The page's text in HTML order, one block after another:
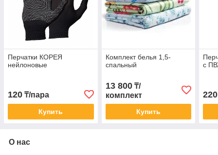
Перчатки КОРЕЯ
нейлоновые
120 ₸/пара
Купить
Комплект белья 1,5-
спальный
13 800₸/
комплект
Купить
с
220
О нас